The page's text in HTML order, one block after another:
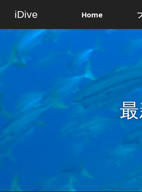
iDive Home